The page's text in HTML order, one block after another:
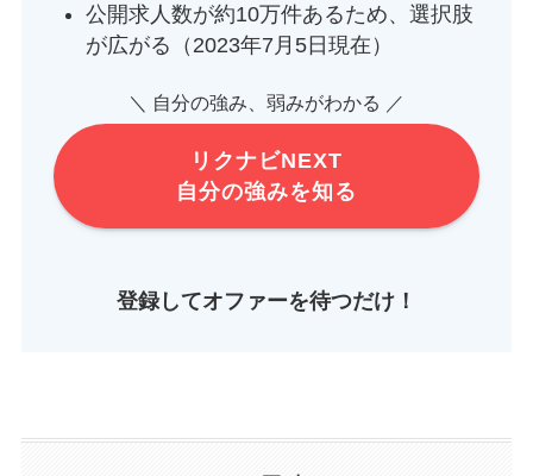
公開求人数が約10万件あるため、選択肢
が広がる（2023年7月5日現在）
＼ 自分の強み、弱みがわかる ／
リクナビNEXT
自分の強みを知る
登録してオファーを待つだけ！